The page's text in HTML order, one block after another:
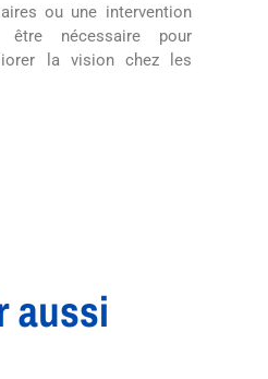
ou une intervention
être nécessaire pour
la vision chez les
aussi